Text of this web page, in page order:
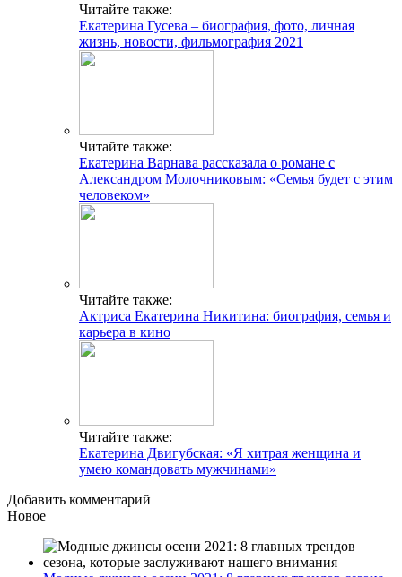
Читайте также:
Екатерина Гусева – биография, фото, личная
жизнь, новости, фильмография 2021
Читайте также:
Екатерина Варнава рассказала о романе с
Александром Молочниковым: «Семья будет с этим
человеком»
Читайте также:
Актриса Екатерина Никитина: биография, семья и
карьера в кино
Читайте также:
Екатерина Двигубская: «Я хитрая женщина и
умею командовать мужчинами»
Добавить комментарий
Новое